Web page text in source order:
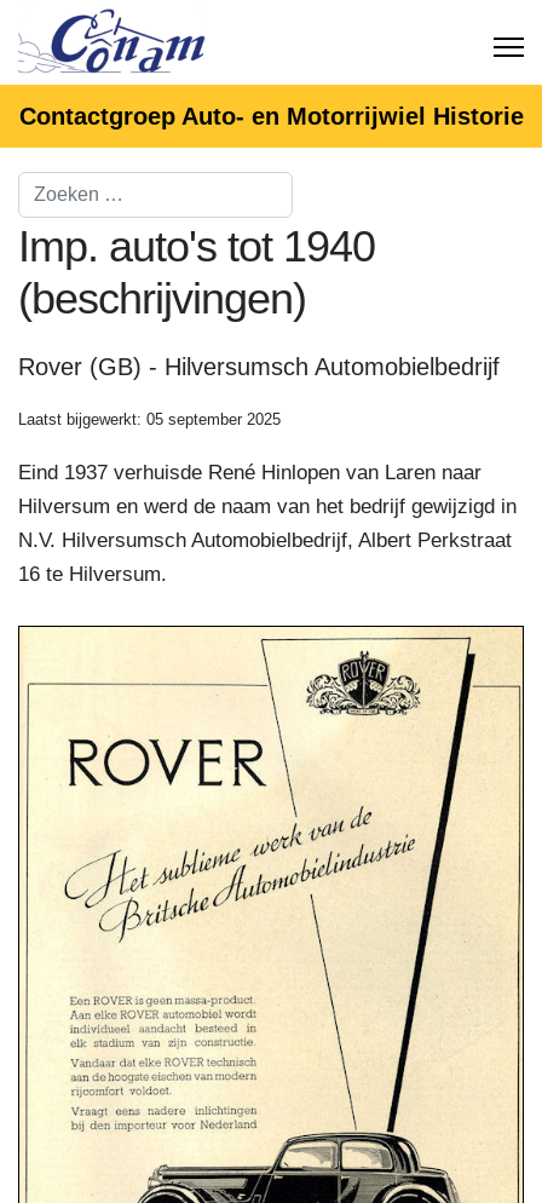
Contactgroep Auto- en Motorrijwiel Historie
Imp. auto's tot 1940
(beschrijvingen)
Rover (GB) - Hilversumsch Automobielbedrijf
Laatst bijgewerkt: 05 september 2025
Eind 1937 verhuisde René Hinlopen van Laren naar
Hilversum en werd de naam van het bedrijf gewijzigd in
N.V. Hilversumsch Automobielbedrijf, Albert Perkstraat
16 te Hilversum.